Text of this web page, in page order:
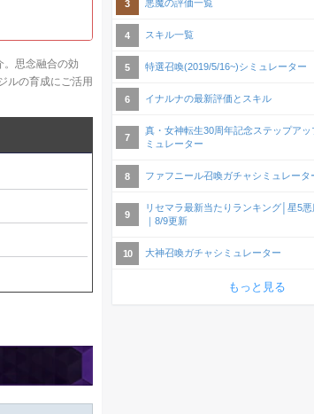
。思念融合の効
ルの育成にご活用
悪魔の評価一覧
スキル一覧
特選召喚(2019/5/16~)シミュレーター
イナルナの最新評価とスキル
真・女神転生30周年記念ステップアッ
ミュレーター
ファフニール召喚ガチャシミュレータ
リセマラ最新当たりランキング│星5
｜8/9更新
大神召喚ガチャシミュレーター
もっと見る